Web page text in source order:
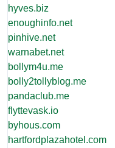
hyves.biz
enoughinfo.net
pinhive.net
warnabet.net
bollym4u.me
bolly2tollyblog.me
pandaclub.me
flyttevask.io
byhous.com
hartfordplazahotel.com